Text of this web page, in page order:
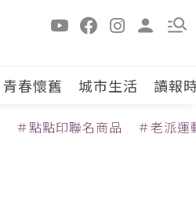
青春懷舊 城市生活 讀報
＃點點印聯名商品 ＃老派運